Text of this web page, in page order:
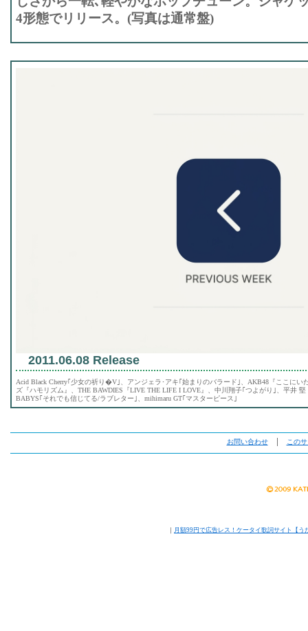
4形態でリリース。(写真は通常盤)
2011.06.08 Release
Acid Black Cherry｢少女の祈り�V｣、アンジェラ･アキ｢始まりのバラード｣、AKB48『ここにい
ズ『ハモリズム』、THE BAWDIES『LIVE THE LIFE I LOVE』、中川翔子｢つよがり｣、平井
BABYS｢それでも信じてる/ラブレター｣、mihimaru GT｢マスターピース｣
お問い合わせ│ この
｜ 月額99円で広告レス！ケータイ歌詞サイト【う